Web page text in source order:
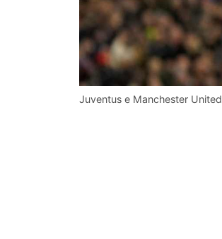
Juventus e Manchester United